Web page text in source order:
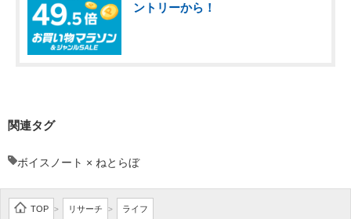
ントリーから！
関連タグ
ボイスノート × ねとらぼ
TOP > リサーチ > ライフ